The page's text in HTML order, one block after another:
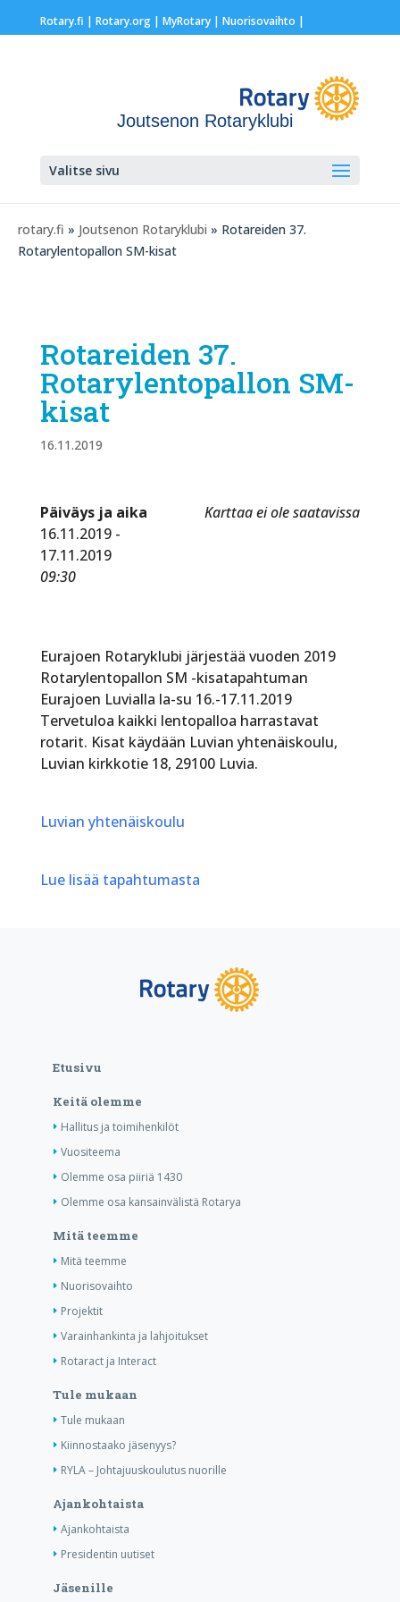
Rotary.fi | Rotary.org| MyRotary | Nuorisovaihto |
Joutsenon Rotaryklubi
Valitse sivu
rotary.fi » Joutsenon Rotaryklubi » Rotareiden 37.
Rotarylentopallon SM-kisat
Rotareiden 37.
Rotarylentopallon SM-
kisat
16.11.2019
Karttaa ei ole saatavissa
Päiväys ja aika
16.11.2019 -
17.11.2019
09:30
Eurajoen Rotaryklubi järjestää vuoden 2019
Rotarylentopallon SM -kisatapahtuman
Eurajoen Luvialla la-su 16.-17.11.2019
Tervetuloa kaikki lentopalloa harrastavat
rotarit. Kisat käydään Luvian yhtenäiskoulu,
Luvian kirkkotie 18, 29100 Luvia.
Luvian yhtenäiskoulu
Lue lisää tapahtumasta
Etusivu
Keitä olemme
Hallitus ja toimihenkilöt
Vuositeema
Olemme osa piiriä 1430
Olemme osa kansainvälistä Rotarya
Mitä teemme
Mitä teemme
Nuorisovaihto
Projektit
Varainhankinta ja lahjoitukset
Rotaract ja Interact
Tule mukaan
Tule mukaan
Kiinnostaako jäsenyys?
RYLA – Johtajuuskoulutus nuorille
Ajankohtaista
Ajankohtaista
Presidentin uutiset
Jäsenille